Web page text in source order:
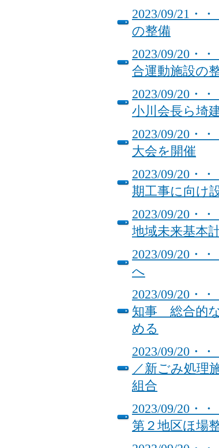
2023/09/21・
の整備
2023/09/20・
合運動施設の
2023/09/20・
小川会長ら埼
2023/09/20・
大会を開催
2023/09/20・
期工事に向け
2023/09/20・
地域未来基本
2023/09/20・
へ
2023/09/20・
知事 総合的
める
2023/09/20・
／新ごみ処理
組合
2023/09/20・
第２地区ほ場